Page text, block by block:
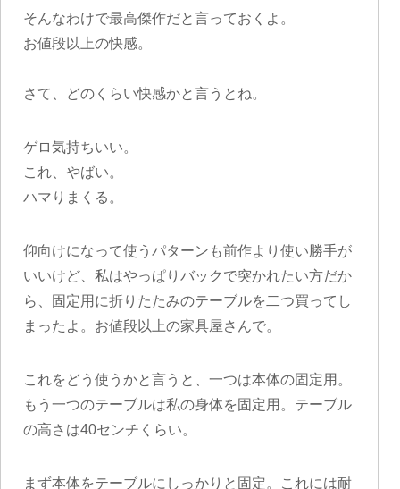
そんなわけで最高傑作だと言っておくよ。
お値段以上の快感。
さて、どのくらい快感かと言うとね。
ゲロ気持ちいい。
これ、やばい。
ハマりまくる。
仰向けになって使うパターンも前作より使い勝手が
いいけど、私はやっぱりバックで突かれたい方だか
ら、固定用に折りたたみのテーブルを二つ買ってし
まったよ。お値段以上の家具屋さんで。
これをどう使うかと言うと、一つは本体の固定用。
もう一つのテーブルは私の身体を固定用。テーブル
の高さは40センチくらい。
まず本体をテーブルにしっかりと固定。これには耐